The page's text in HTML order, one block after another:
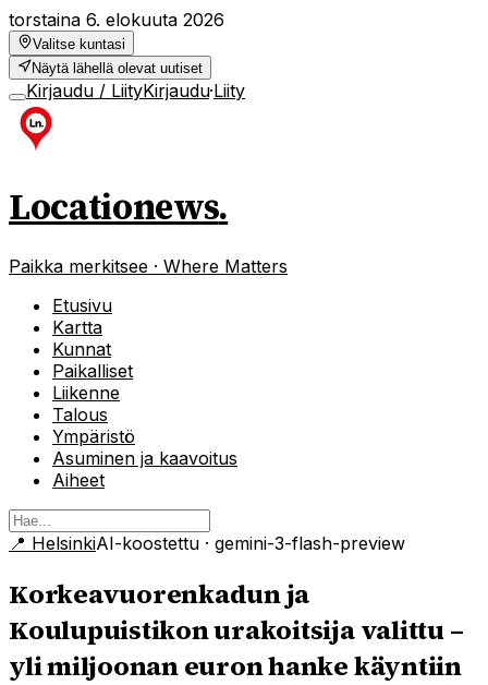
torstaina 6. elokuuta 2026
Valitse kuntasi
Näytä lähellä olevat uutiset
Kirjaudu / LiityKirjaudu·Liity
Locationews.
Paikka merkitsee · Where Matters
Etusivu
Kartta
Kunnat
Paikalliset
Liikenne
Talous
Ympäristö
Asuminen ja kaavoitus
Aiheet
📍 HelsinkiAI-koostettu · gemini-3-flash-preview
Korkeavuorenkadun ja
Koulupuistikon urakoitsija valittu –
yli miljoonan euron hanke käyntiin